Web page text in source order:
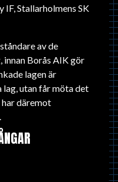
Stallarholmens SK
av de
innan Borås AIK gör
lagen är
lag, utan får möta det
har däremot